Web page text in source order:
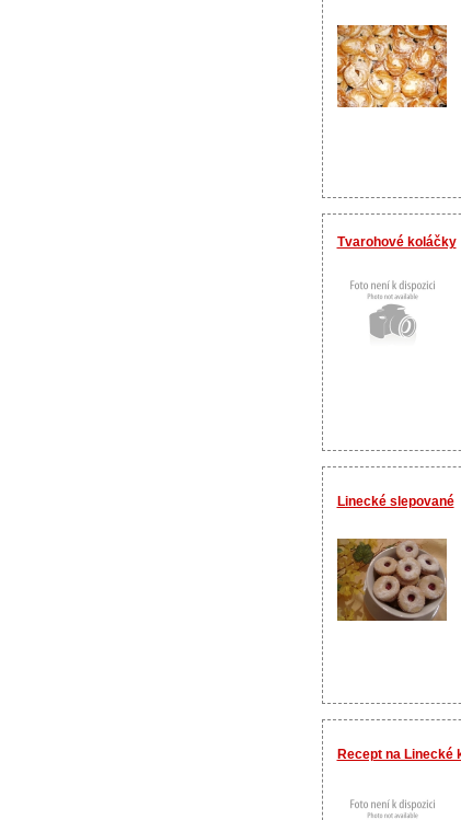
Tvarohové koláčky
Linecké slepované
Recept na Linecké